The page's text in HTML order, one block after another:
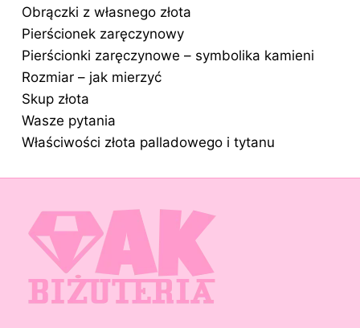
Obrączki z własnego złota
Pierścionek zaręczynowy
Pierścionki zaręczynowe – symbolika kamieni
Rozmiar – jak mierzyć
Skup złota
Wasze pytania
Właściwości złota palladowego i tytanu